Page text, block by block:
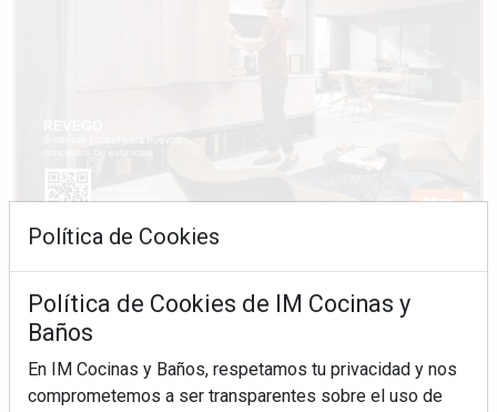
Política de Cookies
Política de Cookies de IM Cocinas y
Baños
En IM Cocinas y Baños, respetamos tu privacidad y nos
comprometemos a ser transparentes sobre el uso de